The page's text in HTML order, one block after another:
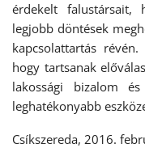
érdekelt falustársait,
legjobb döntések
kapcsolattartás
hogy tartsanak
lakossági bizalom
leghatékonyabb
Csíkszereda, 2016.